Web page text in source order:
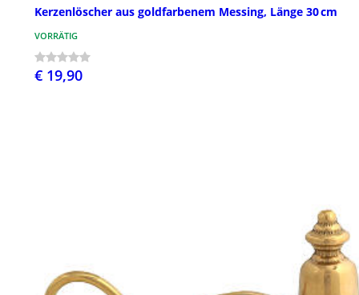
Kerzenlöscher aus goldfarbenem Messing, Länge 30 cm
VORRÄTIG
€ 19,90